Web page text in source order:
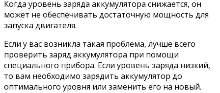
Когда уровень заряда аккумулятора снижается, он
может не обеспечивать достаточную мощность для
запуска двигателя.
Если у вас возникла такая проблема, лучше всего
проверить заряд аккумулятора при помощи
специального прибора. Если уровень заряда низкий,
то вам необходимо зарядить аккумулятор до
оптимального уровня или заменить его на новый.